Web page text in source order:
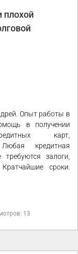
Опыт работы в
в получении
карт,
Любая кредитная
залоги,
сроки.
13